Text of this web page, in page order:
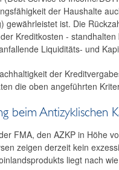
der Haushalte
gewährleistet ist. Die
Kreditkosten -
Liquiditäts- und
der
die oben angeführten
beim Antizyklischen
FMA, den AZKP in Höhe
zeigen derzeit kein
liegt nach